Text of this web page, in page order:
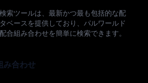
索ツールは、最新かつ最も包括的な配
ベースを提供しており、パルワールド
合組み合わせを簡単に検索できます。
み合わせ